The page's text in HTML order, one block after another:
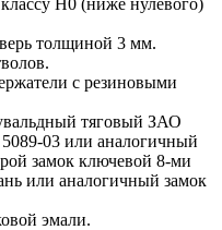
толщиной 3 мм.
с резиновыми
тяговый ЗАО
03 или аналогичный
замок ключевой 8-ми
или аналогичный замок
эмали.